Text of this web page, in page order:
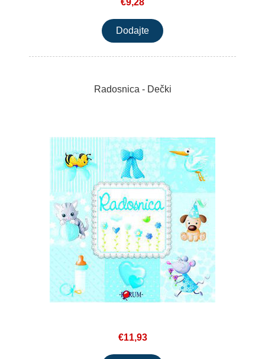
€9,28
Radosnica - Dečki
€11,93